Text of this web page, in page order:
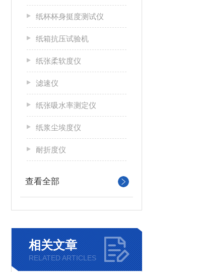
纸杯杯身挺度测试仪
纸箱抗压试验机
纸张柔软度仪
滤速仪
纸张吸水率测定仪
纸浆尘埃度仪
耐折度仪
查看全部
相关文章
RELATED ARTICLES